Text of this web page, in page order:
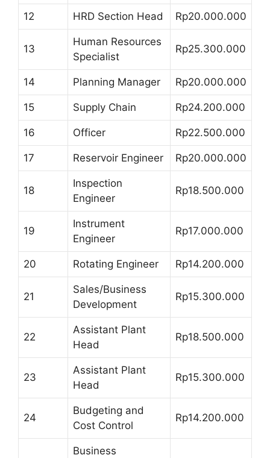
12 HRD Section Head Rp20.000.000
13
Human Resources
Specialist
Rp25.300.000
14 Planning Manager Rp20.000.000
15 Supply Chain Rp24.200.000
16 Officer Rp22.500.000
17 Reservoir Engineer Rp20.000.000
18
Inspection
Engineer
Rp18.500.000
19
Instrument
Engineer
Rp17.000.000
20 Rotating Engineer Rp14.200.000
21
Sales/Business
Development
Rp15.300.000
22
Assistant Plant
Head
Rp18.500.000
23
Assistant Plant
Head
Rp15.300.000
24
Budgeting and
Cost Control
Rp14.200.000
Business